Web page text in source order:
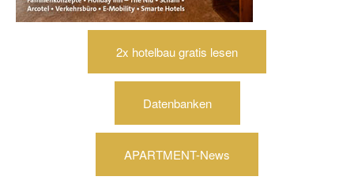
2x hotelbau gratis lesen
Datenbanken
APARTMENT-News